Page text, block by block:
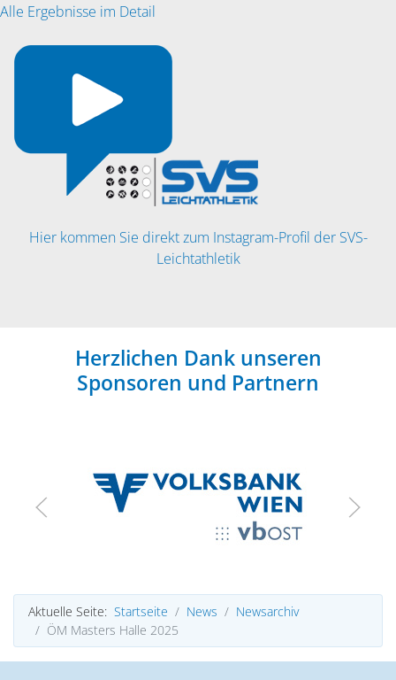
Alle Ergebnisse im Detail
Hier kommen Sie direkt zum Instagram-Profil der SVS-
Leichtathletik
Herzlichen Dank unseren
Sponsoren und Partnern
Aktuelle Seite: Startseite News
Newsarchiv
ÖM Masters Halle 2025